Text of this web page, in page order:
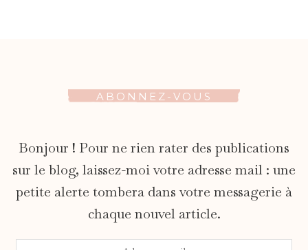
ABONNEZ-VOUS
Bonjour ! Pour ne rien rater des publications
sur le blog, laissez-moi votre adresse mail : une
petite alerte tombera dans votre messagerie à
chaque nouvel article.